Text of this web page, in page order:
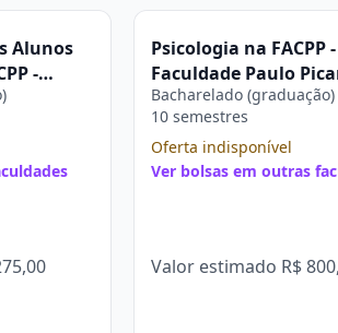
Alunos
-
Psicologia na FACPP -
Faculdade Paulo
Bacharelado (graduação)
10 semestres
Oferta indisponível
Ver bolsas em outras
Valor estimado R$